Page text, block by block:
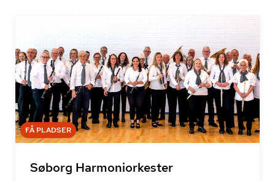
FÅ PLADSER
Søborg Harmoniorkester